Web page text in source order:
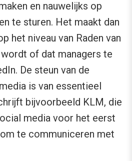
en nauwelijks op
te sturen. Het maakt dan
het niveau van Raden van
of dat managers te
De steun van de
is van essentieel
bijvoorbeeld KLM, die
media voor het eerst
te communiceren met